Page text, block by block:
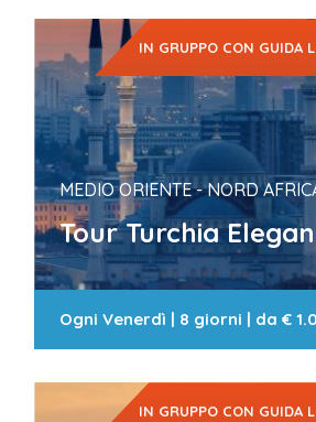
IN GRUPPO CON GUIDA
MEDIO ORIENTE - NORD
Tour Turchia
Ogni Venerdì | 8 giorni | da€
IN GRUPPO CON GUIDA